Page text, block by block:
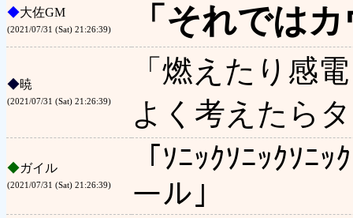
◆大佐GM
(2021/07/31 (Sat) 21:26:39) 「それでは
◆暁
(2021/07/31 (Sat) 21:26:39)
「燃えたり感
よく考えたら
◆ガイル
(2021/07/31 (Sat) 21:26:39)
「ｿﾆｯｸｿﾆｯｸｿﾆ
ール」